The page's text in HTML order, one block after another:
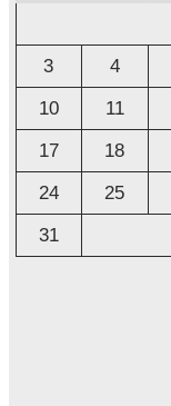
3
4
10
11
17
18
24
25
31